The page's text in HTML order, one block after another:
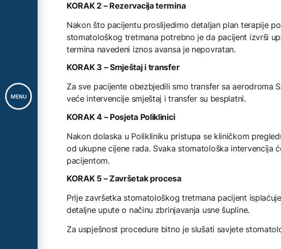
MENU
KORAK 2 – Rezervacija termina
Nakon što pacijentu proslijedimo detaljan plan terapije
stomatološkog tretmana potrebno je da pacijent izvrši
termina navedeni iznos avansa je nepovratan.
KORAK 3 – Smještaj i transfer
Za sve pacijente obezbjedili smo transfer sa aerodroma
veće intervencije smještaj i transfer su besplatni.
KORAK 4 – Posjeta Poliklinici
Nakon dolaska u Polikliniku pristupa se kliničkom
od ukupne cijene rada. Svaka stomatološka intervencija
pacijentom.
KORAK 5 – Završetak procesa
Prije završetka stomatološkog tretmana pacijent
detaljne upute o načinu zbrinjavanja usne šupline.
Za uspješnost procedure bitno je slušati savjete